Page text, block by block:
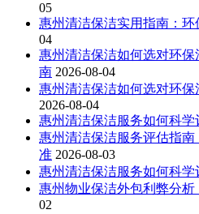
05
惠州清洁保洁实用指南：环
04
惠州清洁保洁如何选对环
南 2026-08-04
惠州清洁保洁如何选对环
2026-08-04
惠州清洁保洁服务如何科学
惠州清洁保洁服务评估指
准 2026-08-03
惠州清洁保洁服务如何科学
惠州物业保洁外包利弊分
02